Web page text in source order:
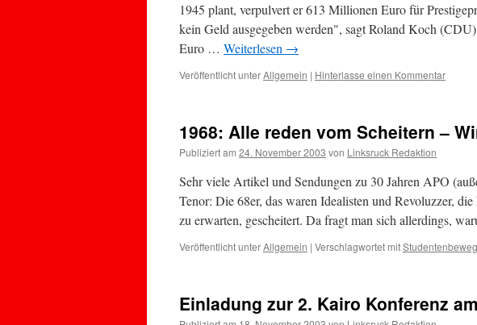
1945 plant, verpulvert er 613 Millionen Euro für
kein Geld ausgegeben werden", sagt Roland Koch
Euro … Weiterlesen →
Veröffentlicht unterAllgemein | Hinterlasse einen Kommentar
1968: Alle reden vom Scheitern –
Publiziert am 24. November 2003 von Linksruck Redaktion
Sehr viele Artikel und Sendungen zu 30 Jahren APO
Tenor: Die 68er, das waren Idealisten und Revoluzzer,
zu erwarten, gescheitert. Da fragt man sich allerdings,
Veröffentlicht unterAllgemein | Verschlagwortet mit
Einladung zur 2. Kairo Konferenz